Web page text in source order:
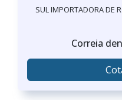
SUL IMPORTADORA DE
Correia